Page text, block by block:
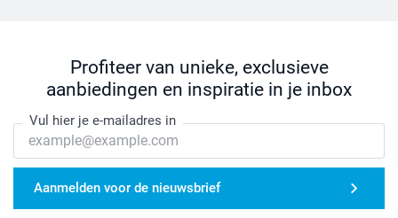
Profiteer van unieke, exclusieve
aanbiedingen en inspiratie in je inbox
Vul hier je e-mailadres in
Aanmelden voor de nieuwsbrief